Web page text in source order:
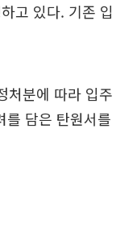
고 있다. 기존 입
처분에 따라 입주
를 담은 탄원서를